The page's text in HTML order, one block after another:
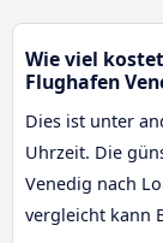
Wie viel
Flughafen
Dies ist unter
Uhrzeit. Die
Venedig nach
vergleicht kann